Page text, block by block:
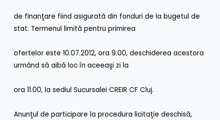
de finanţare fiind asigurată din fonduri de la bugetul de
stat. Termenul limită pentru primirea
ofertelor este 10.07.2012, ora 9.00, deschiderea acestora
urmând să aibă loc în aceeaşi zi la
ora 11.00, la sediul Sucursalei CREIR CF Cluj.
Anunţul de participare la procedura licitaţie deschisă,